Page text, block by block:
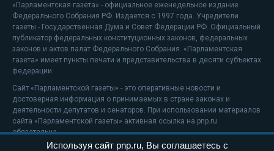
«Парламентская газета» - официальное еженедельное издание
Федерального Собрания РФ. Издается с 1997 года. Учредители
газеты - Государственная Дума и Совет Федерации РФ. Официальный
публикатор федеральных конституционных законов, федеральных
законов и актов палат Федерального Собрания. «Парламентская
газета» имеет пункты печати и представительства в десяти субъектах
федерации.
Сайт «Парламентской газеты» - это оперативные новости и
достоверная информация о принимаемых в стране законах и
деятельности депутатов и сенаторов. При использовании материалов
сайта «Парламентской газеты» активная ссылка на pnp.ru
обязательна.
На информационном ресурсе применяютсярекомендательные
Используя сайт pnp.ru, Вы соглашаетесь с